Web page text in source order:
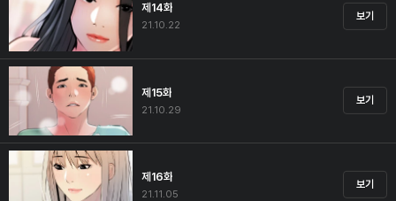
제14화
21.10.22
보기
제15화
21.10.29
보기
제16화
21.11.05
보기